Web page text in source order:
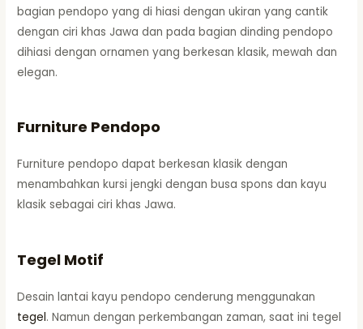
bagian pendopo yang di hiasi dengan ukiran yang cantik
dengan ciri khas Jawa dan pada bagian dinding pendopo
dihiasi dengan ornamen yang berkesan klasik, mewah dan
elegan.
Furniture Pendopo
Furniture pendopo dapat berkesan klasik dengan
menambahkan kursi jengki dengan busa spons dan kayu
klasik sebagai ciri khas Jawa.
Tegel Motif
Desain lantai kayu pendopo cenderung menggunakan
tegel. Namun dengan perkembangan zaman, saat ini tegel